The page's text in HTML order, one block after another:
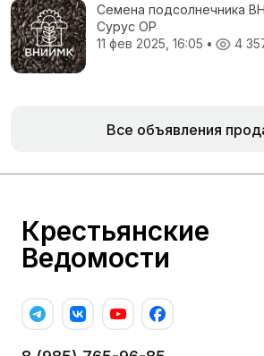
Семена подсолнечника
Сурус ОР
11 фев 2025, 16:05 • 4
Все объявления
Крестьянские
Ведомости